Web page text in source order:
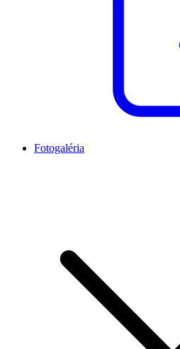
Fotogaléria